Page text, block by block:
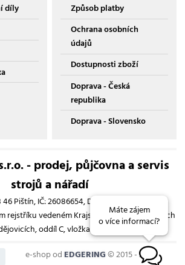
díly
Způsob platby
Ochrana osobních
údajů
Dostupnosti zboží
Doprava - Česká
republika
Doprava - Slovensko
- prodej, půjčovna a servis
strojů a nářadí
Pištín, IČ: 26086654, DIČ: CZ26086654
rejstříku vedeném Krajským soudem v Českých
oddíl C, vložka 13193
e-shop odEDGERING© 2015 - 2026
Máte zájem
o více informací?
B